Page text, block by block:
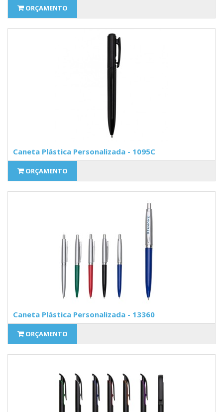
ORÇAMENTO
Caneta Plástica Personalizada - 1095C
ORÇAMENTO
Caneta Plástica Personalizada - 13360
ORÇAMENTO